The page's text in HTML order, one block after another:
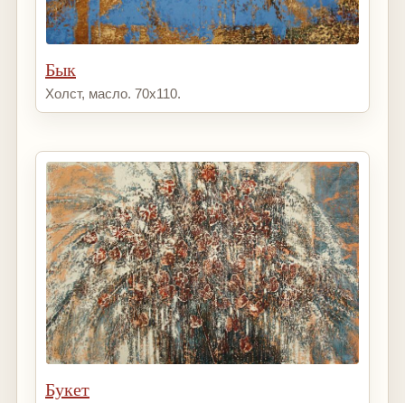
Бык
Холст, масло. 70х110.
Букет